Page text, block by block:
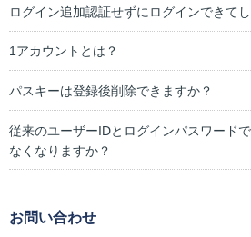
ログイン追加認証せずにログインできて
1アカウントとは？
パスキーは登録後削除できますか？
従来のユーザーIDとログインパスワード
なくなりますか？
お問い合わせ